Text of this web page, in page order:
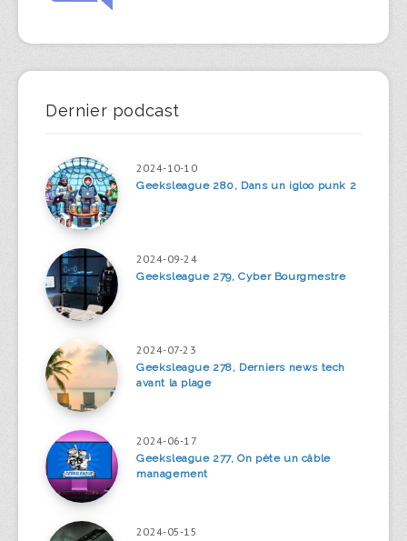
Dernier podcast
2024-10-10
Geeksleague 280, Dans un igloo punk 2
2024-09-24
Geeksleague 279, Cyber Bourgmestre
2024-07-23
Geeksleague 278, Derniers news tech
avant la plage
2024-06-17
Geeksleague 277, On pète un câble
management
2024-05-15